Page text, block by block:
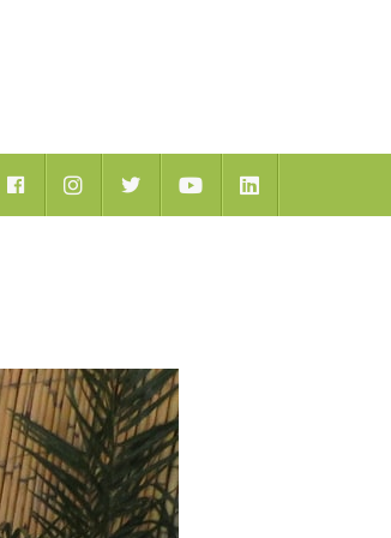
Facebook YoutubeLinkedIn